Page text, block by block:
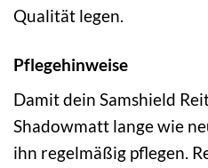
Qualität legen.
Pflegehinweise
Damit dein Samshield
Shadowmatt lange wie
ihn regelmäßig pflegen.